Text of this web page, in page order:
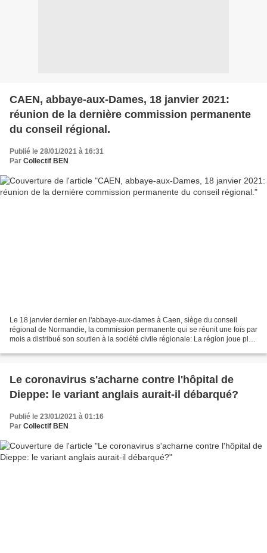
CAEN, abbaye-aux-Dames, 18 janvier 2021:
réunion de la dernière commission permanente
du conseil régional.
Publié le 28/01/2021 à 16:31
Par Collectif BEN
Le 18 janvier dernier en l'abbaye-aux-dames à Caen, siège du conseil
régional de Normandie, la commission permanente qui se réunit une fois par
mois a distribué son soutien à la société civile régionale: La région joue plus
Le coronavirus s'acharne contre l'hôpital de
Dieppe: le variant anglais aurait-il débarqué?
Publié le 23/01/2021 à 01:16
Par Collectif BEN